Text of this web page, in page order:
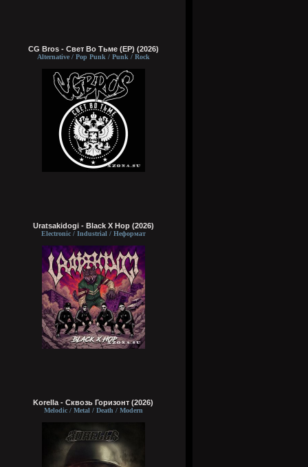
CG Bros - Свет Во Тьме (EP) (2026)
Alternative / Pop Punk / Punk / Rock
Uratsakidogi - Black X Hop (2026)
Electronic / Industrial / Неформат
Korella - Сквозь Горизонт (2026)
Melodic / Metal / Death / Modern